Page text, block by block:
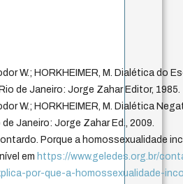
W.; HORKHEIMER, M. Dialética do
de Janeiro: Jorge Zahar Editor, 1985.
W.; HORKHEIMER, M. Dialética
Janeiro: Jorge Zahar Ed., 2009.
Porque a homossexualidade
em https://www.geledes.org.br/
por-que-a-homossexualidade-